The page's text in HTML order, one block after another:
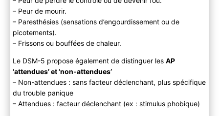
– Peur de mourir.
– Paresthésies (sensations d’engourdissement ou de
picotements).
– Frissons ou bouffées de chaleur.
Le DSM-5 propose également de distinguer les AP
‘attendues’ et ‘non-attendues’
– Non-attendues : sans facteur déclenchant, plus spécifique
du trouble panique
– Attendues : facteur déclenchant (ex : stimulus phobique)